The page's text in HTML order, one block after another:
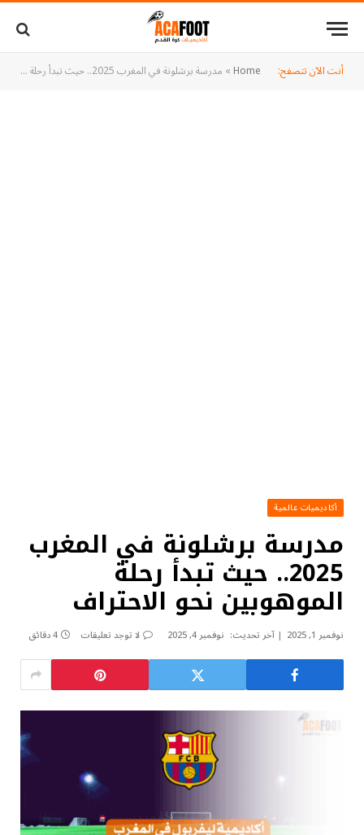
أنت الآن تتصفح: Home
» مدرسة برشلونة في المغرب 2025.. حيث تبدأ رحلة الموهوبين نحو الاحتراف
أكاديميات عالمية
مدرسة برشلونة في المغرب
2025.. حيث تبدأ رحلة
الموهوبين نحو الاحتراف
نوفمبر 1, 2025 آخر تحديث: نوفمبر 4, 2025 لا توجد تعليقات 4 دقائق